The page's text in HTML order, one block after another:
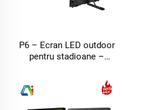
P6 – Ecran LED outdoor
pentru stadioane –
pentru fotbal – Panou digital